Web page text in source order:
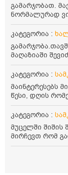
გამარჯობათ.
ნორმალურად
ან 04:00 საათზე
ვერაფრით.რამე
კატეგორია :
მაღაზიაში
დალევის წესი
წავიკითხე
კოვზი
გავაჩეროთ 10-
მიზანი:
თვისება.
და ბრონქულ
კატეგორია :
მაინტერესებს
წესი, დღის
არის
კატეგორია :
მუცელში შიშის
მირჩევთ რომ